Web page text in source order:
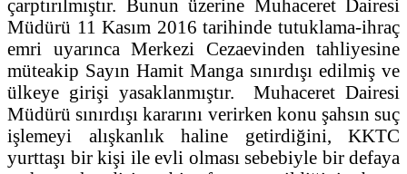
çarptırılmıştır. Bunun üzerine Muhaceret Dairesi
Müdürü 11 Kasım 2016 tarihinde tutuklama-ihraç
emri uyarınca Merkezi Cezaevinden tahliyesine
müteakip Sayın Hamit Manga sınırdışı edilmiş ve
ülkeye girişi yasaklanmıştır. Muhaceret Dairesi
Müdürü sınırdışı kararını verirken konu şahsın suç
işlemeyi alışkanlık haline getirdiğini, KKTC
yurttaşı bir kişi ile evli olması sebebiyle bir defaya